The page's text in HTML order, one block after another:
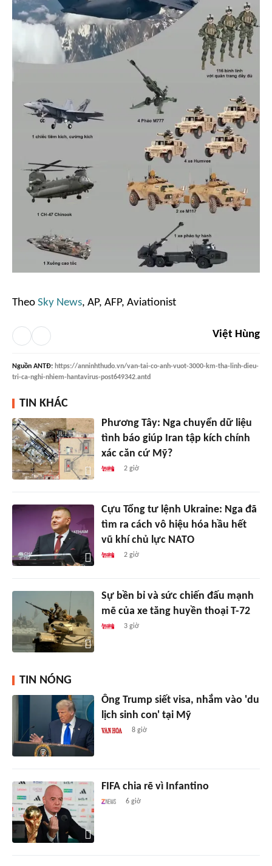
Theo Sky News, AP, AFP, Aviationist
Việt Hùng
Nguồn ANTĐ: https://anninhthudo.vn/van-tai-co-anh-vuot-3000-km-tha-linh-dieu-
tri-ca-nghi-nhiem-hantavirus-post649342.antd
TIN KHÁC
Phương Tây: Nga chuyển dữ liệu
tình báo giúp Iran tập kích chính
xác căn cứ Mỹ?
2 giờ
Cựu Tổng tư lệnh Ukraine: Nga đã
tìm ra cách vô hiệu hóa hầu hết
vũ khí chủ lực NATO
2 giờ
Sự bền bỉ và sức chiến đấu mạnh
mẽ của xe tăng huyền thoại T-72
3 giờ
TIN NÓNG
Ông Trump siết visa, nhắm vào 'du
lịch sinh con' tại Mỹ
8 giờ
FIFA chia rẽ vì Infantino
6 giờ